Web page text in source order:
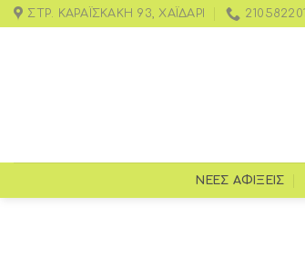
ΣΤΡ. ΚΑΡΑΪΣΚΆΚΗ 93, ΧΑΪΔΆΡΙ
ΝΕΕΣ ΑΦΙΞΕΙΣ